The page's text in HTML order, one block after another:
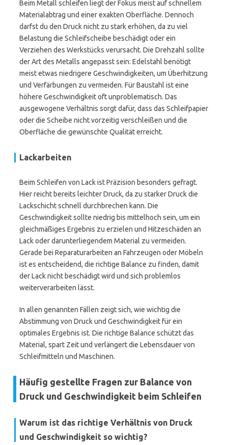
Beim Metall schleifen liegt der Fokus meist auf schnellem
Materialabtrag und einer exakten Oberfläche. Dennoch
darfst du den Druck nicht zu stark erhöhen, da zu viel
Belastung die Schleifscheibe beschädigt oder ein
Verziehen des Werkstücks verursacht. Die Drehzahl sollte
der Art des Metalls angepasst sein: Edelstahl benötigt
meist etwas niedrigere Geschwindigkeiten, um Überhitzung
und Verfärbungen zu vermeiden. Für Baustahl ist eine
höhere Geschwindigkeit oft unproblematisch. Das
ausgewogene Verhältnis sorgt dafür, dass das Schleifpapier
oder die Scheibe nicht vorzeitig verschleißen und die
Oberfläche die gewünschte Qualität erreicht.
Lackarbeiten
Beim Schleifen von Lack ist Präzision besonders gefragt.
Hier reicht bereits leichter Druck, da zu starker Druck die
Lackschicht schnell durchbrechen kann. Die
Geschwindigkeit sollte niedrig bis mittelhoch sein, um ein
gleichmäßiges Ergebnis zu erzielen und Hitzeschäden an
Lack oder darunterliegendem Material zu vermeiden.
Gerade bei Reparaturarbeiten an Fahrzeugen oder Möbeln
ist es entscheidend, die richtige Balance zu finden, damit
der Lack nicht beschädigt wird und sich problemlos
weiterverarbeiten lässt.
In allen genannten Fällen zeigt sich, wie wichtig die
Abstimmung von Druck und Geschwindigkeit für ein
optimales Ergebnis ist. Die richtige Balance schützt das
Material, spart Zeit und verlängert die Lebensdauer von
Schleifmitteln und Maschinen.
Häufig gestellte Fragen zur Balance von
Druck und Geschwindigkeit beim Schleifen
Warum ist das richtige Verhältnis von Druck
und Geschwindigkeit so wichtig?